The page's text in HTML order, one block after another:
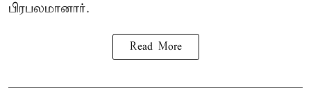
பிரபலமானார்.
Read More